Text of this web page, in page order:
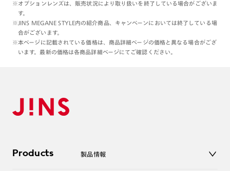
※オプションレンズは、販売状況により取り扱いを終了している場合がございま
す。
※JINS MEGANE STYLE内の紹介商品、キャンペーンにおいては終了している場
合がございます。
※本ページに記載されている価格は、商品詳細ページの価格と異なる場合がござ
います。最新の価格は各商品詳細ページにてご確認ください。
Products 製品情報